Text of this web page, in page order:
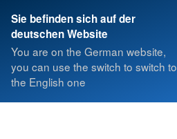
Sie befinden sich auf der
deutschen Website
You are on the German website,
you can use the switch to switch to
the English one